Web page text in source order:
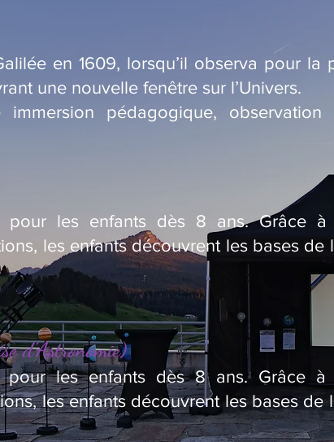
en 1609, lorsqu’il observa pour
une nouvelle fenêtre sur l’Univers.
pédagogique,
pour les enfants dès 8 ans. Grâce à
les enfants découvrent les bases de
d’Astronomie)
pour les enfants dès 8 ans. Grâce à
les enfants découvrent les bases de